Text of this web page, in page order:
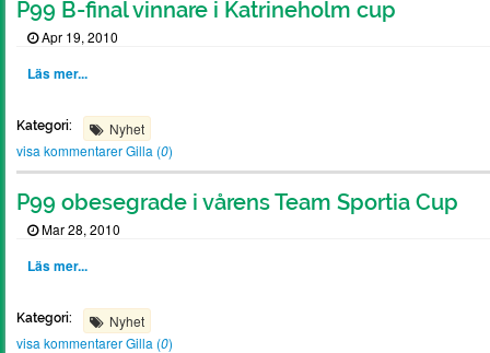
P99 B-final vinnare i Katrineholm cup
Apr 19, 2010
Läs mer...
Kategori:
Nyhet
visa kommentarerGilla (0)
P99 obesegrade i vårens Team Sportia Cup
Mar 28, 2010
Läs mer...
Kategori:
Nyhet
visa kommentarerGilla (0)